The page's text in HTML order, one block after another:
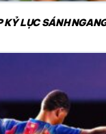
KỶ LỤC SÁNH